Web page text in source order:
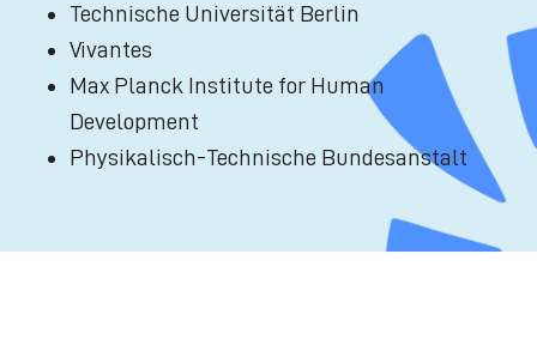
Technische Universität Berlin
Vivantes
Max Planck Institute for Human
Development
Physikalisch-Technische Bundesanstalt